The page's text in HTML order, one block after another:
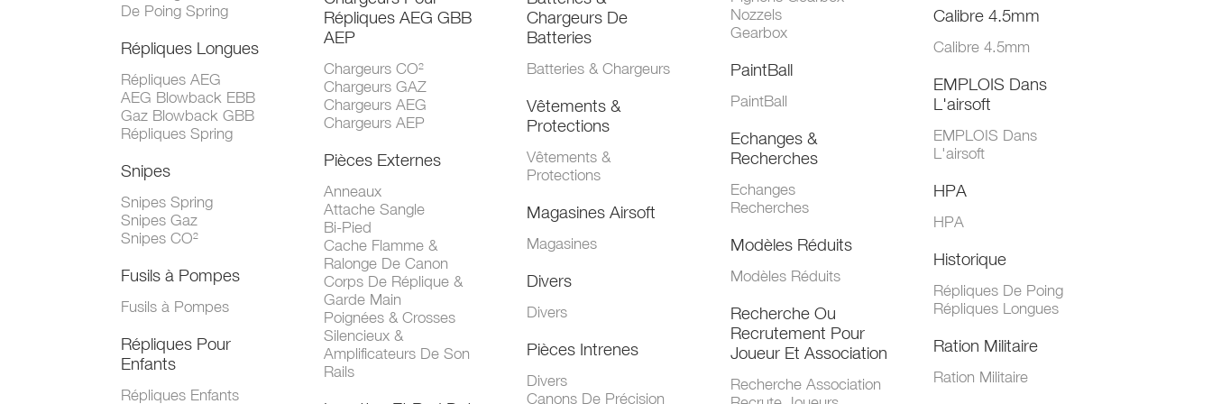
De Poing Spring
Répliques Longues
Répliques AEG
AEG Blowback EBB
Gaz Blowback GBB
Répliques Spring
Snipes
Snipes Spring
Snipes Gaz
Snipes CO²
Fusils à Pompes
Fusils à Pompes
Répliques Pour
Enfants
Répliques Enfants
Répliques AEG GBB
AEP
Chargeurs CO²
Chargeurs GAZ
Chargeurs AEG
Chargeurs AEP
Pièces Externes
Anneaux
Attache Sangle
Bi-Pied
Cache Flamme &
Ralonge De Canon
Corps De Réplique &
Garde Main
Poignées & Crosses
Silencieux &
Amplificateurs De Son
Rails
Chargeurs De
Batteries
Batteries & Chargeurs
Vêtements &
Protections
Vêtements &
Protections
Magasines Airsoft
Magasines
Divers
Divers
Pièces Intrenes
Divers
Canons De Précision
Nozzels
Gearbox
PaintBall
PaintBall
Echanges &
Recherches
Echanges
Recherches
Modèles Réduits
Modèles Réduits
Recherche Ou
Recrutement Pour
Joueur Et Association
Recherche Association
Calibre 4.5mm
Calibre 4.5mm
EMPLOIS Dans
L'airsoft
EMPLOIS Dans
L'airsoft
HPA
HPA
Historique
Répliques De Poing
Répliques Longues
Ration Militaire
Ration Militaire